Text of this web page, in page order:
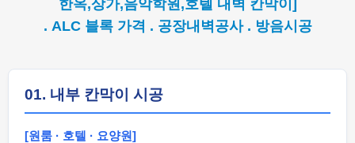
한옥,상가,음악학원,호텔 내벽 칸막이]
. ALC 블록 가격 . 공장내벽공사 . 방음시공
01. 내부 칸막이 시공
[원룸 · 호텔 · 요양원]